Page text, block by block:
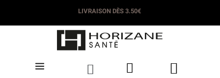
LIVRAISON DÈS 3.50€